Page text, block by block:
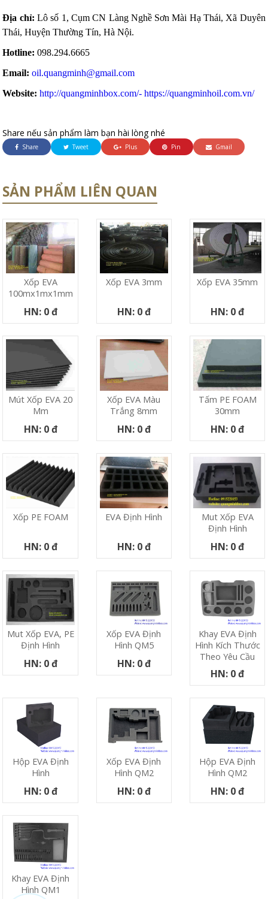
Địa chỉ: Lô số 1, Cụm CN Làng Nghề Sơn Mài Hạ Thái, Xã Duyên
Thái, Huyện Thường Tín, Hà Nội.
Hotline:098.294.6665
Email: oil.quangminh@gmail.com
Website: http://quangminhbox.com/- https://quangminhoil.com.vn/
Share nếu sản phẩm làm bạn hài lòng nhé
Share Tweet Plus Pin Gmail
SẢN PHẨM LIÊN QUAN
Xốp EVA
100mx1mx1mm
HN: 0 đ
Xốp EVA 3mm
HN: 0 đ
Xốp EVA 35mm
HN: 0 đ
Mút Xốp EVA 20
Mm
HN: 0 đ
Xốp EVA Màu
Trắng 8mm
HN: 0 đ
Tấm PE FOAM
30mm
HN: 0 đ
Xốp PE FOAM
HN: 0 đ
EVA Định Hình
HN: 0 đ
Mut Xốp EVA
Định Hình
HN: 0 đ
Mut Xốp EVA, PE
Định Hình
HN: 0 đ
Xốp EVA Định
Hình QM5
HN: 0 đ
Khay EVA Định
Hình Kích Thước
Theo Yêu Cầu
HN: 0 đ
Hộp EVA Định
Hình
HN: 0 đ
Xốp EVA Định
Hình QM2
HN: 0 đ
Hộp EVA Định
Hình QM2
HN: 0 đ
Khay EVA Định
Hình QM1